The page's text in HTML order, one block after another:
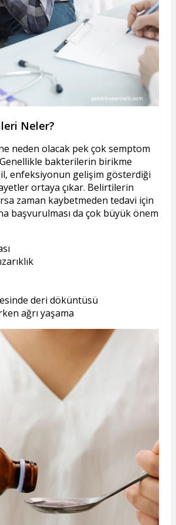
Neler?
neden olacak pek çok semptom
bakterilerin birikme
enfeksiyonun gelişim gösterdiği
ortaya çıkar. Belirtilerin
zaman kaybetmeden tedavi için
başvurulması da çok büyük önem
deri döküntüsü
ağrı yaşama